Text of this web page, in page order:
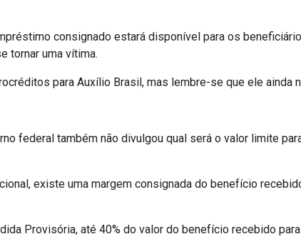
consignado estará disponível para os
tornar uma vítima.
para Auxílio Brasil, mas lembre-se que ele ainda
federal também não divulgou qual será o valor limite
existe uma margem consignada do benefício
Provisória, até 40% do valor do benefício recebido